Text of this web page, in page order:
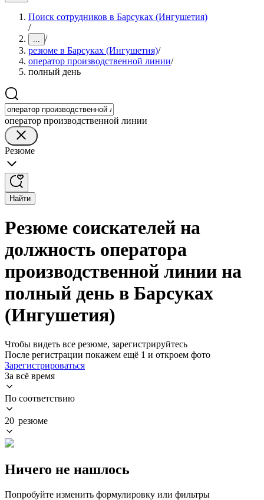
Поиск сотрудников в Барсуках (Ингушетия)
/
... /
резюме в Барсуках (Ингушетия)/
оператор производственной линии/
полный день
оператор производственной линии
Резюме
Найти
Резюме соискателей на
должность оператора
производственной линии на
полный день в Барсуках
(Ингушетия)
Чтобы видеть все резюме, зарегистрируйтесь
После регистрации покажем ещё 1 и откроем фото
Зарегистрироваться
За всё время
По соответствию
20 резюме
Ничего не нашлось
Попробуйте изменить формулировку или фильтры